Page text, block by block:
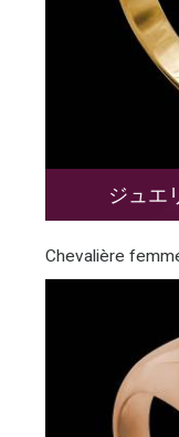
ジュエ
Chevalière